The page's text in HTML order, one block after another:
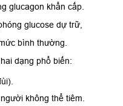
glucagon khẩn cấp.
glucose dự trữ,
bình thường.
dạng phổ biến:
không thể tiêm.